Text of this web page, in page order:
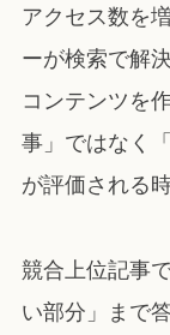
アクセス数を
ーが検索で解
コンテンツを
事」ではなく
が評価される
競合上位記事
い部分」まで